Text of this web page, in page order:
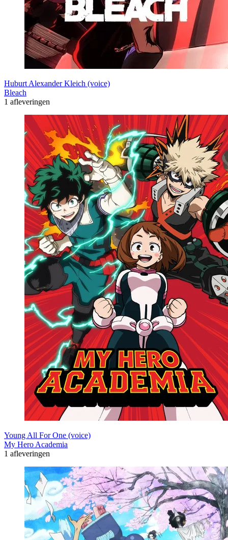
Huburt Alexander Kleich (voice)
Bleach
1 afleveringen
Young All For One (voice)
My Hero Academia
1 afleveringen